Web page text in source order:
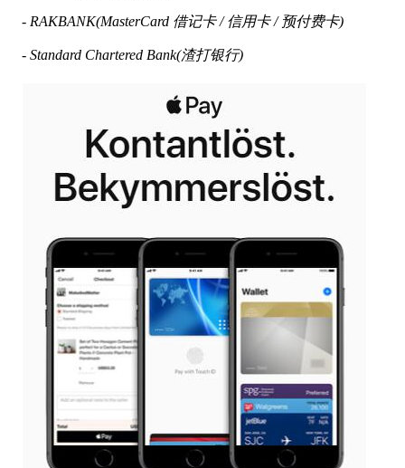
- RAKBANK(MasterCard 借记卡 / 信用卡 / 预付费卡)
- Standard Chartered Bank(渣打银行)